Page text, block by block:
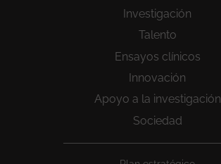
Investigación
Talento
Ensayos clínicos
Innovación
Apoyo a la investigación
Sociedad